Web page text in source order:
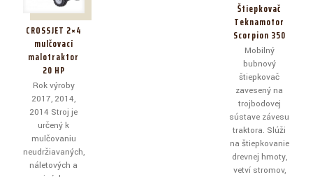
CROSSJET 2×4
mulčovací
malotraktor
20 HP
Rok výroby
2017, 2014,
2014 Stroj je
určený k
mulčovaniu
neudržiavaných,
náletových a
Štiepkovač
Teknamotor
Scorpion 350
Mobilný
bubnový
štiepkovač
zavesený na
trojbodovej
sústave závesu
traktora. Slúži
na štiepkovanie
drevnej hmoty,
vetví stromov,